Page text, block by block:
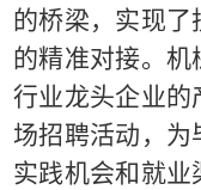
的桥梁，实现了
的精准对接。机
行业龙头企业的
场招聘活动，为
实践机会和就